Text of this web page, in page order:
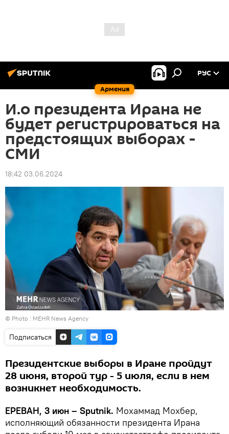
Армения
РУС
И.о президента Ирана не
будет регистрироваться на
предстоящих выборах -
СМИ
18:42 03.06.2024
© Photo : MEHR News Agency
Подписаться
Президентские выборы в Иране пройдут
28 июня, второй тур - 5 июля, если в нем
возникнет необходимость.
ЕРЕВАН, 3 июн – Sputnik. Мохаммад Мохбер,
исполняющий обязанности президента Ирана